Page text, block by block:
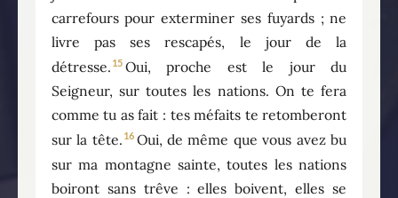
carrefours pour exterminer ses fuyards ; ne
livre pas ses rescapés, le jour de la
détresse. 15 Oui, proche est le jour du
Seigneur, sur toutes les nations. On te fera
comme tu as fait : tes méfaits te retomberont
sur la tête. 16 Oui, de même que vous avez bu
sur ma montagne sainte, toutes les nations
boiront sans trêve : elles boivent, elles se